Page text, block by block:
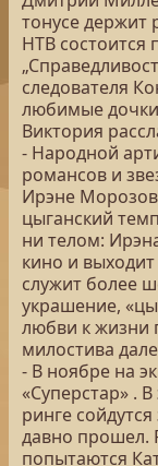
тонусе держит
НТВ состоится
следователя
любимые
Виктория
- Народной
романсов и
Ирэне
цыганский
ни телом:
кино и
служит более
украшение,
любви к жизни
милостива
- В ноябре на
«Суперстар» .
ринге
давно прошел.
попытаются